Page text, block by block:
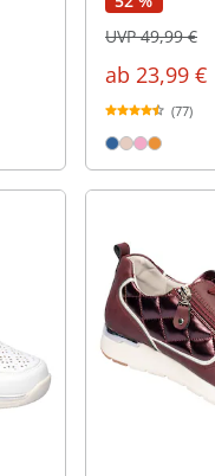
ab 23,99 €
UVP 49,99 €
(77)